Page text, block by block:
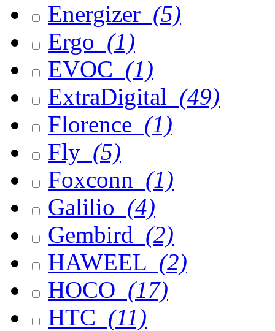
Energizer (5)
Ergo (1)
EVOC (1)
ExtraDigital (49)
Florence (1)
Fly (5)
Foxconn (1)
Galilio (4)
Gembird (2)
HAWEEL (2)
HOCO (17)
HTC (11)